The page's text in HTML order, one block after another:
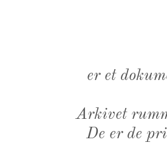
er et
Arkivet
De er de